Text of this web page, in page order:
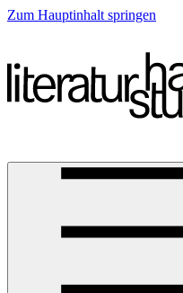
Zum Hauptinhalt springen